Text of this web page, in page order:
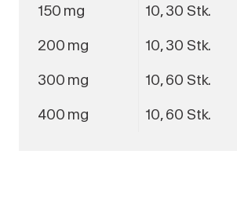
150 mg 10, 30 Stk.
200 mg 10, 30 Stk.
300 mg 10, 60 Stk.
400 mg 10, 60 Stk.